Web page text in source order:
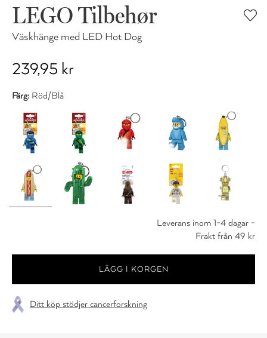
LEGO Tilbehør
Väskhänge med LED Hot Dog
239,95 kr
Färg: Röd/Blå
Leverans inom 1-4 dagar -
Frakt från 49 kr
Ditt köp stödjer cancerforskning